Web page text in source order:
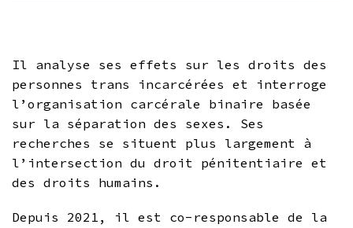
Il analyse ses effets sur les droits des
personnes trans incarcérées et interroge
l’organisation carcérale binaire basée
sur la séparation des sexes. Ses
recherches se situent plus largement à
l’intersection du droit pénitentiaire et
des droits humains.
Depuis 2021, il est co-responsable de la